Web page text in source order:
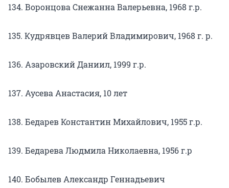
134. Воронцова Снежанна Валерьевна, 1968 г.р.
135. Кудрявцев Валерий Владимирович, 1968 г. р.
136. Азаровский Даниил, 1999 г.р.
137. Аусева Анастасия, 10 лет
138. Бедарев Константин Михайлович, 1955 г.р.
139. Бедарева Людмила Николаевна, 1956 г.р
140. Бобылев Александр Геннадьевич